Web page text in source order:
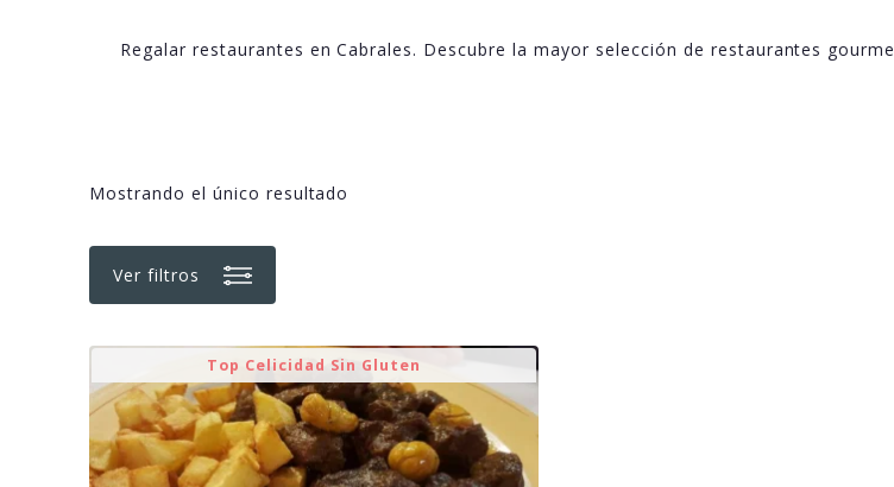
Regalar restaurantes en Cabrales. Descubre la mayor selección de restaurantes
Mostrando el único resultado
Ver filtros
Top Celicidad Sin Gluten